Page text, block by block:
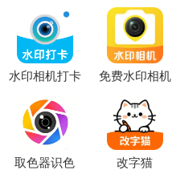
(水印拍照工
具)
调色(手机修
图工具)
水印相机打卡
版本
免费水印相机
(现场记录工
具)
取色器识色
改字猫